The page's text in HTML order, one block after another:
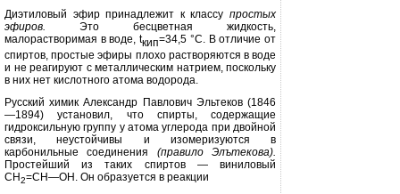
Диэтиловый эфир принадлежит к классу простых
эфиров. Это бес­цветная жидкость,
малорастворимая в воде,tкип=34,5 °С. В отличие от
спир­тов, простые эфиры плохо растворя­ются в воде
и не реагируют с метал­лическим натрием, поскольку
в них нет кислотного атома водорода.
Русский химик Александр Павло­вич Эльтеков (1846
—1894) установил, что спирты, содержащие
гидроксильную группу у атома углерода при двойной
связи, неустойчивы и изомеризуются в
карбонильные соедине­ния (правило Элътекова).
Простей­ший из таких спиртов — виниловый
СН2=СН—ОН. Он образуется в реакции